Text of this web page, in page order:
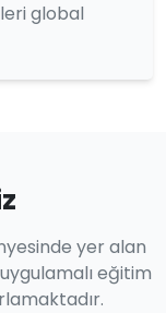
global
yer alan
eğitim